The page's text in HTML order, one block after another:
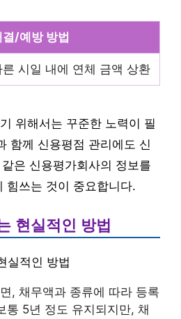
결/예방 방법
른 시일 내에 연체 금액 상환
위해서는 꾸준한 노력이 필
함께 신용평점 관리에도 신
은 신용평가회사의 정보를
힘쓰는 것이 중요합니다.
현실적인 방법
실적인 방법
, 채무액과 종류에 따라 등록
통 5년 정도 유지되지만, 채